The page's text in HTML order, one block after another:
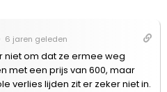
6 jaren geleden
niet om dat ze ermee weg
met een prijs van 600, maar
verlies lijden zit er zeker niet in.